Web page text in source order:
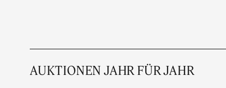
AUKTIONEN JAHR FÜR JAHR